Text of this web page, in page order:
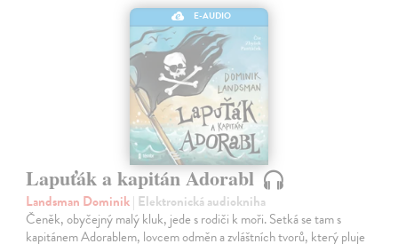
E-AUDIO
Lapuťák a kapitán Adorabl
Landsman Dominik| Elektronická audiokniha
Čeněk, obyčejný malý kluk, jede s rodiči k moři. Setká se tam s
kapitánem Adorablem, lovcem odměn a zvláštních tvorů, který pluje